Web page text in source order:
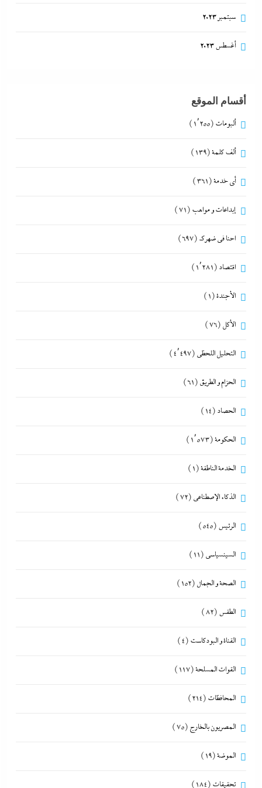
سبتمبر 2023
أغسطس 2023
أقسام الموقع
ألبومات (1٬255)
ألف كلمة(139)
أي خدمة(361)
إبداعات و مواهب (71)
احنا في ضهرك (697)
اقتصاد (1٬281)
الأجندة(1)
الأكل (76)
التحليل اللحظي (4٬497)
الحزام و الطريق (61)
الحصاد (14)
الحكومة(1٬573)
الخدمة الناطقة(1)
الذكاء الإصطناعي (72)
الرئيس (545)
السينسياسي (11)
الصحة و الجمال (152)
الطقس (82)
القناة و البودكاست (4)
القوات المسلحة(117)
المحافظات (214)
المصريون بالخارج (75)
الموضة(19)
تحقيقات (184)